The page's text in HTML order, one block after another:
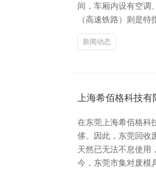
间，车厢内设有空调
（高速铁路）则是特
新闻动态
上海希佰格科技
在东莞上海希佰格科
侈。因此，东莞回收
天然已无法不息使用
今，东莞市集对废模